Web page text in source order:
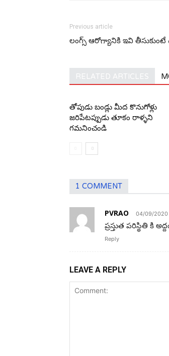
Previous article
లంగ్స్ ఆరోగ్యానికి ఇవి తీసుకుంటే
RELATED ARTICLES
తోపుడు బండ్లు మీద కొనుగోళ్లు
జరిపేటప్పుడు తూకం రాళ్ళని
గమనించండి
1 COMMENT
PVRAO 04/09/2020
ప్రస్తుత పరిస్థితి కి
Reply
LEAVE A REPLY